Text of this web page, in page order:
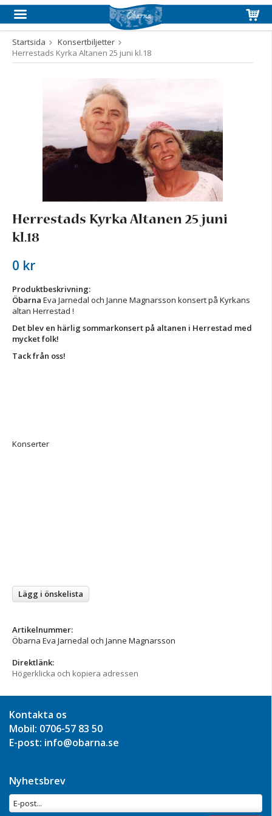
Produkten har blivit tillagd i varukorgen
Startsida
Konsertbiljetter
Herrestads Kyrka Altanen 25 juni kl.18
Herrestads Kyrka Altanen 25 juni
kl.18
0 kr
Produktbeskrivning:
Öbarna Eva Jarnedal och Janne Magnarsson konsert på Kyrkans
altan Herrestad !
Det blev en härlig sommarkonsert på altanen i Herrestad med
mycket folk!
Tack från oss!
Konserter
Lägg i önskelista
Artikelnummer:
Öbarna Eva Jarnedal och Janne Magnarsson
Direktlänk:
Högerklicka och kopiera adressen
Kontakta os
Mobil: 0706-57 83 50
E-post: info@obarna.se
Nyhetsbrev